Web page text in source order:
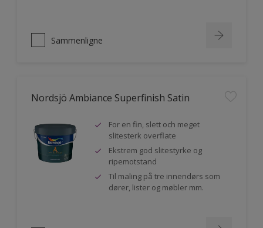
Sammenligne
Nordsjö Ambiance Superfinish Satin
For en fin, slett och meget
slitesterk overflate
Ekstrem god slitestyrke og
ripemotstand
Til maling på tre innendørs som
dører, lister og møbler mm.